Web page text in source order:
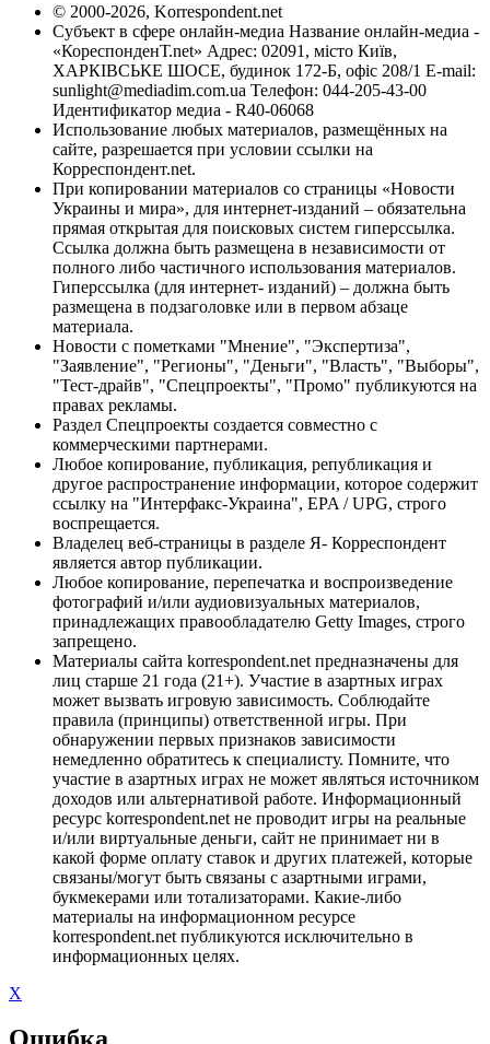
© 2000-2026, Korrespondent.net
Субъект в сфере онлайн-медиа Название онлайн-медиа -
«КореспонденТ.net» Адрес: 02091, місто Київ,
ХАРКІВСЬКЕ ШОСЕ, будинок 172-Б, офіс 208/1 E-mail:
sunlight@mediadim.com.ua Телефон: 044-205-43-00
Идентификатор медиа - R40-06068
Использование любых материалов, размещённых на
сайте, разрешается при условии ссылки на
Корреспондент.net.
При копировании материалов со страницы «Новости
Украины и мира», для интернет-изданий – обязательна
прямая открытая для поисковых систем гиперссылка.
Ссылка должна быть размещена в независимости от
полного либо частичного использования материалов.
Гиперссылка (для интернет- изданий) – должна быть
размещена в подзаголовке или в первом абзаце
материала.
Новости с пометками "Мнение", "Экспертиза",
"Заявление", "Регионы", "Деньги", "Власть", "Выборы",
"Тест-драйв", "Спецпроекты", "Промо" публикуются на
правах рекламы.
Раздел Спецпроекты создается совместно с
коммерческими партнерами.
Любое копирование, публикация, републикация и
другое распространение информации, которое содержит
ссылку на "Интерфакс-Украина", EPA / UPG, строго
воспрещается.
Владелец веб-страницы в разделе Я- Корреспондент
является автор публикации.
Любое копирование, перепечатка и воспроизведение
фотографий и/или аудиовизуальных материалов,
принадлежащих правообладателю Getty Images, строго
запрещено.
Материалы сайта korrespondent.net предназначены для
лиц старше 21 года (21+). Участие в азартных играх
может вызвать игровую зависимость. Соблюдайте
правила (принципы) ответственной игры. При
обнаружении первых признаков зависимости
немедленно обратитесь к специалисту. Помните, что
участие в азартных играх не может являться источником
доходов или альтернативой работе. Информационный
ресурс korrespondent.net не проводит игры на реальные
и/или виртуальные деньги, сайт не принимает ни в
какой форме оплату ставок и других платежей, которые
связаны/могут быть связаны с азартными играми,
букмекерами или тотализаторами. Какие-либо
материалы на информационном ресурсе
korrespondent.net публикуются исключительно в
информационных целях.
X